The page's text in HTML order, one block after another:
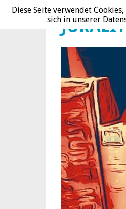
JURALIT
Diese Seite verwendet
sich in unserer